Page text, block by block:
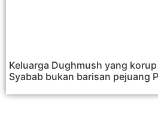
Keluarga Dughmush yang
Syabab bukan barisan pejuang